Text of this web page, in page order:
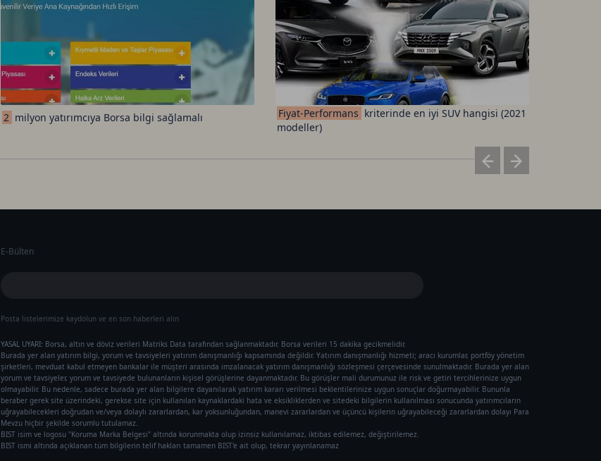
2 milyon yatırımcıya Borsa bilgi sağlamalı Fiyat-Performans kriterinde en iyi SUV hangisi (2021
modeller)
E-Bülten
Posta listelerimize kaydolun ve en son haberleri alın
YASAL UYARI: Borsa, altın ve döviz verileri Matriks Data tarafından sağlanmaktadır. Borsa verileri 15 dakika gecikmelidir.
Burada yer alan yatırım bilgi, yorum ve tavsiyeleri yatırım danışmanlığı kapsamında değildir. Yatırım danışmanlığı hizmeti; aracı kurumlar, portföy yönetim
şirketleri, mevduat kabul etmeyen bankalar ile müşteri arasında imzalanacak yatırım danışmanlığı sözleşmesi çerçevesinde sunulmaktadır. Burada yer alan
yorum ve tavsiyeler, yorum ve tavsiyede bulunanların kişisel görüşlerine dayanmaktadır. Bu görüşler mali durumunuz ile risk ve getiri tercihlerinize uygun
olmayabilir. Bu nedenle, sadece burada yer alan bilgilere dayanılarak yatırım kararı verilmesi beklentilerinize uygun sonuçlar doğurmayabilir. Bununla
beraber gerek site üzerindeki, gerekse site için kullanılan kaynaklardaki hata ve eksikliklerden ve sitedeki bilgilerin kullanılması sonucunda yatırımcıların
uğrayabilecekleri doğrudan ve/veya dolaylı zararlardan, kar yoksunluğundan, manevi zararlardan ve üçüncü kişilerin uğrayabileceği zararlardan dolayı Para
Mevzu hiçbir şekilde sorumlu tutulamaz.
BIST isim ve logosu "Koruma Marka Belgesi" altında korunmakta olup izinsiz kullanılamaz, iktibas edilemez, değiştirilemez.
BIST ismi altında açıklanan tüm bilgilerin telif hakları tamamen BIST'e ait olup, tekrar yayınlanamaz